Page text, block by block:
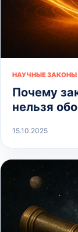
НАУЧНЫЕ ЗАКОНЫ
Почему
нельзя
15.10.2025